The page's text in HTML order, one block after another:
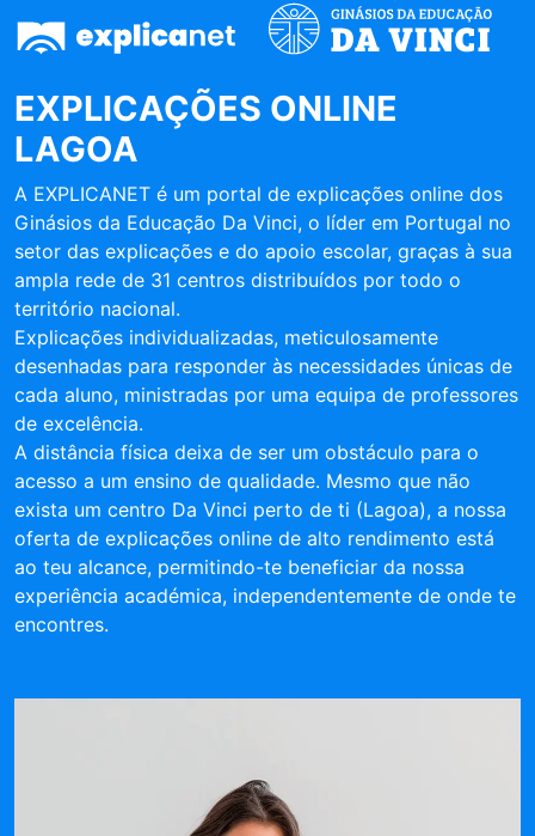
EXPLICAÇÕES ONLINE
LAGOA
A EXPLICANET é um portal de explicações online dos
Ginásios da Educação Da Vinci, o líder em Portugal no
setor das explicações e do apoio escolar, graças à sua
ampla rede de 31 centros distribuídos por todo o
território nacional.
Explicações individualizadas, meticulosamente
desenhadas para responder às necessidades únicas de
cada aluno, ministradas por uma equipa de professores
de excelência.
A distância física deixa de ser um obstáculo para o
acesso a um ensino de qualidade. Mesmo que não
exista um centro Da Vinci perto de ti (Lagoa), a nossa
oferta de explicações online de alto rendimento está
ao teu alcance, permitindo-te beneficiar da nossa
experiência académica, independentemente de onde te
encontres.